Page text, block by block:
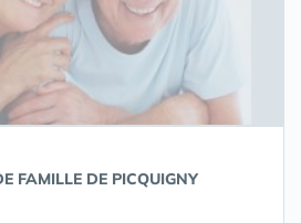
FAMILLE DE PICQUIGNY